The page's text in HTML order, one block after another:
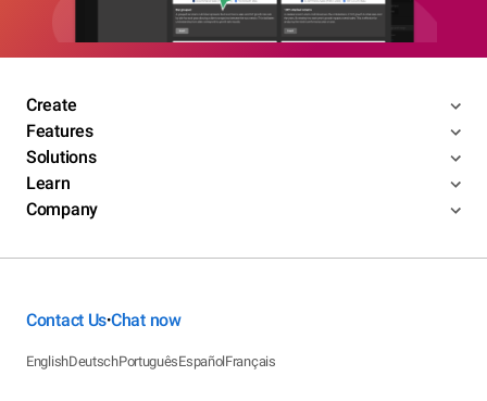
Create
Features
Solutions
Learn
Company
Contact Us•Chat now
EnglishDeutschPortuguêsEspañolFrançais